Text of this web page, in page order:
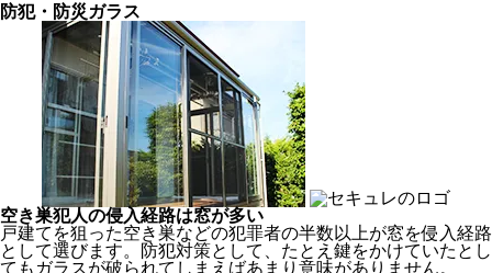
防犯・防災ガラス
空き巣犯人の侵入経路は窓が多い
戸建てを狙った空き巣などの犯罪者の半数以上が窓を侵入経路
として選びます。防犯対策として、たとえ鍵をかけていたとし
てもガラスが破られてしまえばあまり意味がありません。